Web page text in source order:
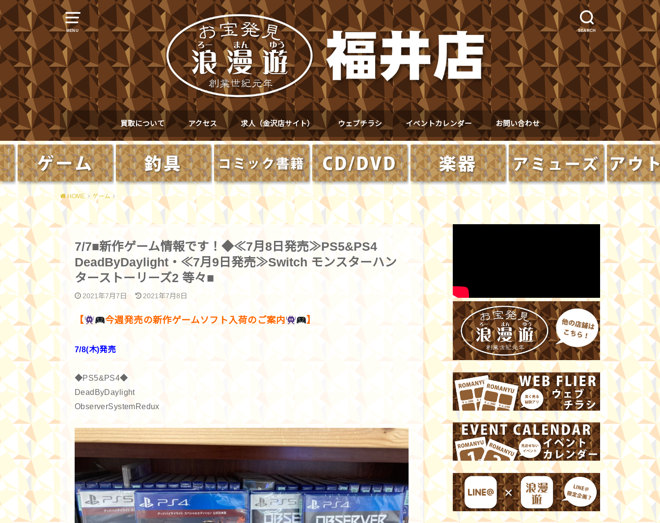
MENU SEARCH
買取について アクセス 求人（金沢店サイト） ウェブチラシ イベントカレンダー お問い合わせ
HOME ゲーム
7/7■新作ゲーム情報です！◆≪7月8日発売≫PS5&PS4
DeadByDaylight・≪7月9日発売≫Switch モンスターハン
ターストーリーズ2 等々■
2021年7月7日 2021年7月8日
【 今週発売の新作ゲームソフト入荷のご案内 】
7/8(木)発売
◆PS5&PS4◆
DeadByDaylight
ObserverSystemRedux